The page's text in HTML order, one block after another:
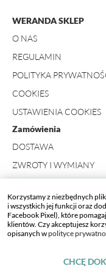
Korzystamy z niezbędnych
i wszystkich jej funkcji oraz
Facebook Pixel), które
klientów. Czy akceptujesz
opisanych wpolityce
CHCĘ
WERANDA SKLEP
O NAS
REGULAMIN
POLITYKA
COOKIES
USTAWIENIA COOKIES
Zamówienia
DOSTAWA
ZWROTY I WYMIANY
Kontakt
+ 48 734 423 498